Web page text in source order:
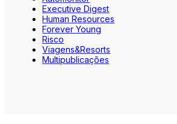
Executive Digest
Human Resources
Forever Young
Risco
Viagens&Resorts
Multipublicações